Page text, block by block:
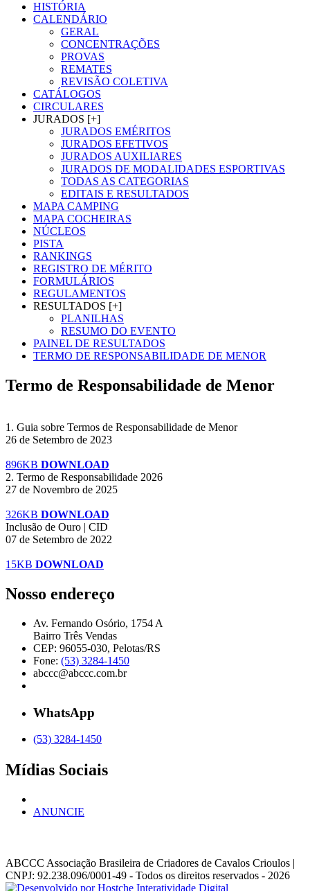
HISTÓRIA
CALENDÁRIO
GERAL
CONCENTRAÇÕES
PROVAS
REMATES
REVISÃO COLETIVA
CATÁLOGOS
CIRCULARES
JURADOS [+]
JURADOS EMÉRITOS
JURADOS EFETIVOS
JURADOS AUXILIARES
JURADOS DE MODALIDADES ESPORTIVAS
TODAS AS CATEGORIAS
EDITAIS E RESULTADOS
MAPA CAMPING
MAPA COCHEIRAS
NÚCLEOS
PISTA
RANKINGS
REGISTRO DE MÉRITO
FORMULÁRIOS
REGULAMENTOS
RESULTADOS [+]
PLANILHAS
RESUMO DO EVENTO
PAINEL DE RESULTADOS
TERMO DE RESPONSABILIDADE DE MENOR
Termo de Responsabilidade de Menor
1. Guia sobre Termos de Responsabilidade de Menor
26 de Setembro de 2023
896KB DOWNLOAD
2. Termo de Responsabilidade 2026
27 de Novembro de 2025
326KB DOWNLOAD
Inclusão de Ouro | CID
07 de Setembro de 2022
15KB DOWNLOAD
Nosso endereço
Av. Fernando Osório, 1754 A
Bairro Três Vendas
CEP: 96055-030, Pelotas/RS
Fone: (53) 3284-1450
abccc@abccc.com.br
WhatsApp
(53) 3284-1450
Mídias Sociais
ANUNCIE
ABCCC Associação Brasileira de Criadores de Cavalos Crioulos |
CNPJ: 92.238.096/0001-49 - Todos os direitos reservados - 2026